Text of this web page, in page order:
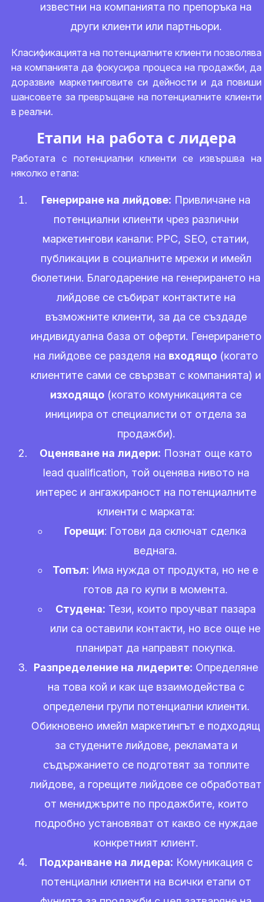
известни на компанията по препоръка на
други клиенти или партньори.
Класификацията на потенциалните клиенти позволява
на компанията да фокусира процеса на продажби, да
доразвие маркетинговите си дейности и да повиши
шансовете за превръщане на потенциалните клиенти
в реални.
Етапи на работа с лидера
Работата с потенциални клиенти се извършва на
няколко етапа:
Генериране на лийдове: Привличане на
потенциални клиенти чрез различни
маркетингови канали: PPC, SEO, статии,
публикации в социалните мрежи и имейл
бюлетини. Благодарение на генерирането на
лийдове се събират контактите на
възможните клиенти, за да се създаде
индивидуална база от оферти. Генерирането
на лийдове се разделя на входящо (когато
клиентите сами се свързват с компанията) и
изходящо (когато комуникацията се
инициира от специалисти от отдела за
продажби).
Оценяване на лидери: Познат още като
lead qualification, той оценява нивото на
интерес и ангажираност на потенциалните
клиенти с марката:
Горещи: Готови да сключат сделка
веднага.
Топъл: Има нужда от продукта, но не е
готов да го купи в момента.
Студена: Тези, които проучват пазара
или са оставили контакти, но все още не
планират да направят покупка.
Разпределение на лидерите: Определяне
на това кой и как ще взаимодейства с
определени групи потенциални клиенти.
Обикновено имейл маркетингът е подходящ
за студените лийдове, рекламата и
съдържанието се подготвят за топлите
лийдове, а горещите лийдове се обработват
от мениджърите по продажбите, които
подробно установяват от какво се нуждае
конкретният клиент.
Подхранване на лидера: Комуникация с
потенциални клиенти на всички етапи от